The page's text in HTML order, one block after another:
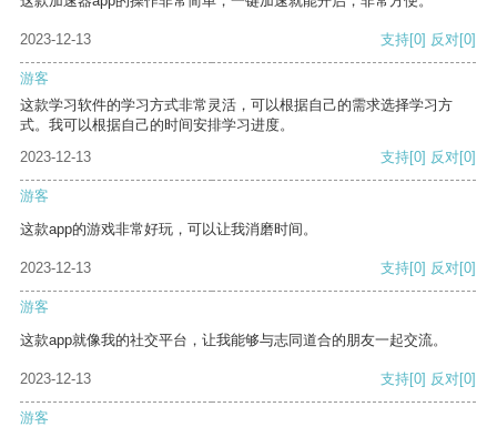
2023-12-13 支持[0] 反对[0]
游客
这款学习软件的学习方式非常灵活，可以根据自己的需求选择学习方
式。我可以根据自己的时间安排学习进度。
2023-12-13
支持[0] 反对[0]
游客
这款app的游戏非常好玩，可以让我消磨时间。
2023-12-13 支持[0] 反对[0]
游客
这款app就像我的社交平台，让我能够与志同道合的朋友一起交流。
2023-12-13 支持[0] 反对[0]
游客